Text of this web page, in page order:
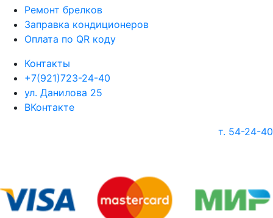
Ремонт брелков
Заправка кондиционеров
Оплата по QR коду
Контакты
+7(921)723-24-40
ул. Данилова 25
ВКонтакте
т. 54-24-40